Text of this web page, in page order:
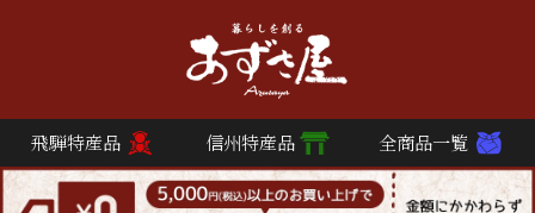
飛騨特産品 信州特産品 全商品一覧